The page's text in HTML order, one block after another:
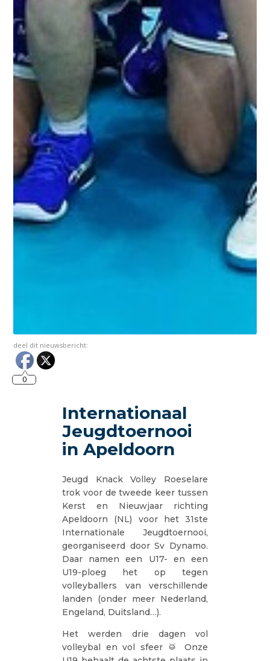
deel dit nieuwsbericht:
0
Internationaal
Jeugdtoernooi
in Apeldoorn
Jeugd Knack Volley Roeselare
trok voor de tweede keer tussen
Kerst en Nieuwjaar richting
Apeldoorn (NL) voor het 31ste
Internationale Jeugdtoernooi,
georganiseerd door Sv Dynamo.
Daar namen een U17- en een
U19-ploeg het op tegen
volleyballers van verschillende
landen (onder meer Nederland,
Engeland, Duitsland…).
Het werden drie dagen vol
volleybal en vol sfeer 🥁 Onze